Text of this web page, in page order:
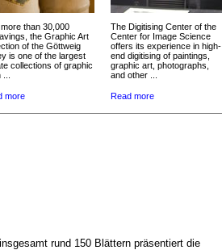
than 30,000
the Graphic Art
of the Göttweig
is one of the largest
collections of graphic
more
The Digitising Center of the
Center for Image Science
offers its experience in high-
end digitising of paintings,
graphic art, photographs,
and other ...
Read more
rund 150 Blättern präsentiert die